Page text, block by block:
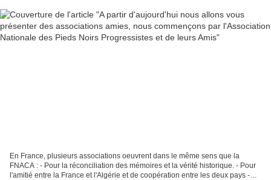
En France, plusieurs associations oeuvrent dans le même sens que la
FNACA : - Pour la réconciliation des mémoires et la vérité historique. - Pour
l'amitié entre la France et l'Algérie et de coopération entre les deux pays -